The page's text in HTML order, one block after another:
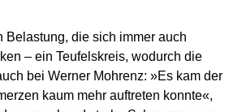
die sich immer auch
– ein Teufelskreis, wodurch die
bei Werner Mohrenz: »Es kam der
kaum mehr auftreten konnte«,